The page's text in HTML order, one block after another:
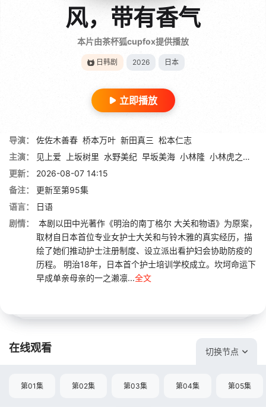
风，带有香气
本片由茶杯狐cupfox提供播放
日韩剧 2026 日本
立即播放
导演： 佐佐木善春 桥本万叶 新田真三 松本仁志
主演：
见上爱 上坂树里 水野美纪 早坂美海 小林隆 小林虎之介
更新：
2026-08-07 14:15
备注：
更新至第95集
语言：
日语
剧情：
本剧以田中光著作《明治的南丁格尔 大关和物语》为原案，
取材自日本首位专业女护士大关和与铃木雅的真实经历，描
绘了她们推动护士注册制度、设立派出看护妇会协助防疫的
历程。 明治18年，日本首个护士培训学校成立。坎坷命运下
早成单亲母亲的一之濑凛...全文
在线观看 切换节点
第01集 第02集 第03集 第04集 第05集